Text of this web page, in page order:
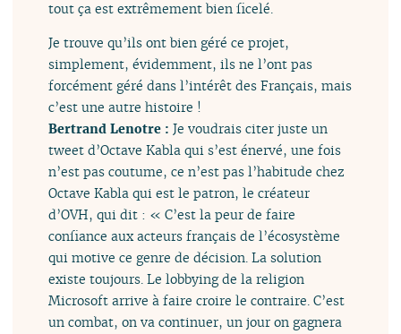
tout ça est extrêmement bien ficelé.
Je trouve qu’ils ont bien géré ce projet,
simplement, évidemment, ils ne l’ont pas
forcément géré dans l’intérêt des Français, mais
c’est une autre histoire !
Bertrand Lenotre :Je voudrais citer juste un
tweet d’Octave Kabla qui s’est énervé, une fois
n’est pas coutume, ce n’est pas l’habitude chez
Octave Kabla qui est le patron, le créateur
d’OVH, qui dit : « C’est la peur de faire
confiance aux acteurs français de l’écosystème
qui motive ce genre de décision. La solution
existe toujours. Le lobbying de la religion
Microsoft arrive à faire croire le contraire. C’est
un combat, on va continuer, un jour on gagnera